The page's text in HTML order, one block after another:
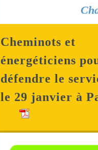
Cheminots et
énergéticiens
défendre le
le 29 janvier à